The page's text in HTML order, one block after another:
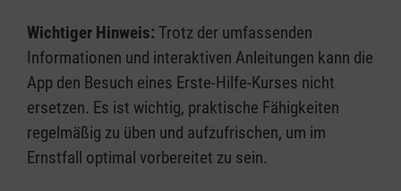
Wichtiger Hinweis: Trotz der umfassenden
Informationen und interaktiven Anleitungen kann die
App den Besuch eines Erste-Hilfe-Kurses nicht
ersetzen. Es ist wichtig, praktische Fähigkeiten
regelmäßig zu üben und aufzufrischen, um im
Ernstfall optimal vorbereitet zu sein.